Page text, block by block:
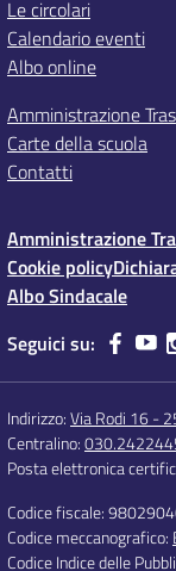
Le circolari
Calendario eventi
Albo online
Amministrazione
Carte della scuola
Contatti
Amministrazione
Cookie policy
Albo Sindacale
Seguici su:
Indirizzo:Via Rodi 16 -
Centralino:
Posta elettronica
Codice fiscale:
Codice meccanografico:
Codice Indice delle